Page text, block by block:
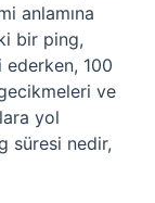
anlamına
bir ping,
ederken, 100
ve
yol
süresi nedir,